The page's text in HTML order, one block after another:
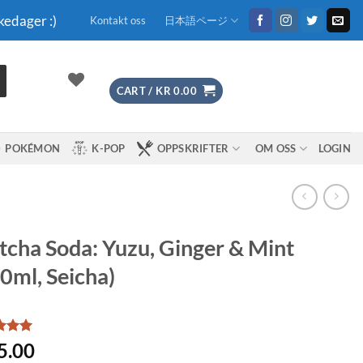
:) Kontakt oss 日本語ページ
CART / KR 0.00
POKÉMON K-POP OPPSKRIFTER OM OSS LOGIN
Soda: Yuzu, Ginger & Mint
Seicha)
5
5